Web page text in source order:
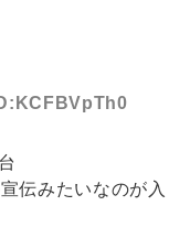
伝みたいなのが入